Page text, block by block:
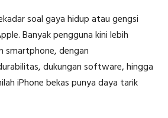
soal gaya hidup atau gengsi
Banyak pengguna kini lebih
smartphone, dengan
dukungan software, hingga
iPhone bekas punya daya tarik